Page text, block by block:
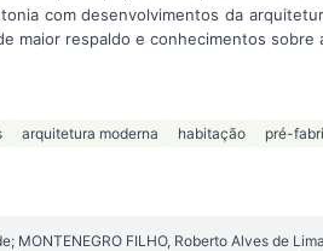
com desenvolvimentos da
maior respaldo e conhecimentos sobre
arquitetura moderna habitação pré-
MONTENEGRO FILHO, Roberto Alves de